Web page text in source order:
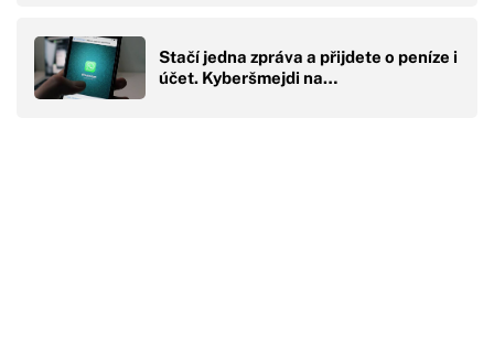
Stačí jedna zpráva a přijdete o peníze i
účet. Kyberšmejdi na…